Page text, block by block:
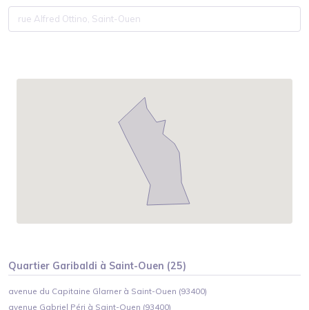
Quartier Garibaldi à Saint-Ouen (25)
avenue du Capitaine Glarner à Saint-Ouen (93400)
avenue Gabriel Péri à Saint-Ouen (93400)